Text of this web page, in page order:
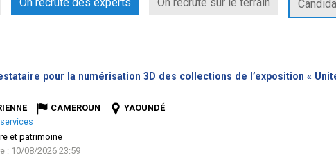
pour la numérisation 3D des collections de l’exposition «
CAMEROUN
YAOUNDÉ
et patrimoine
: 10/08/2026 23:59